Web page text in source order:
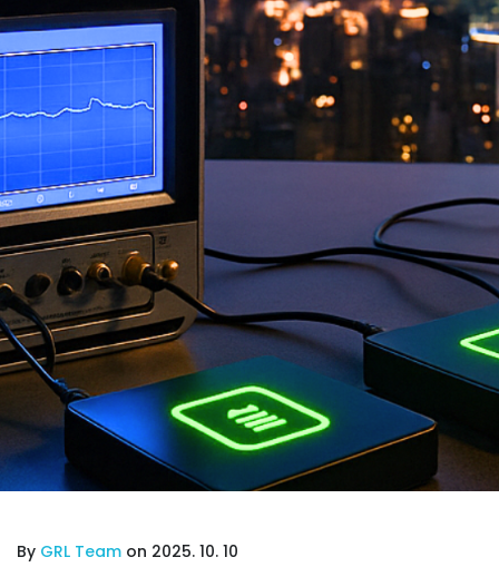
By GRL Team on 2025. 10. 10